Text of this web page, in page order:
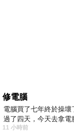
修電腦
電腦買了七年終於操
過了四天，今天去拿
11 小時前